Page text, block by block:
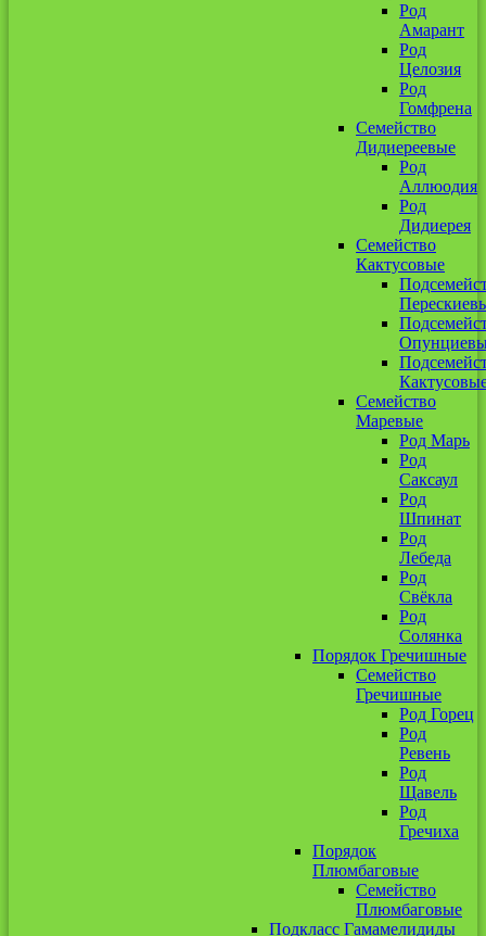
Род
Амарант
Род
Целозия
Род
Гомфрена
Семейство
Дидиереевые
Род
Аллюодия
Род
Дидиерея
Семейство
Кактусовые
Семейство
Маревые
Род Марь
Род
Саксаул
Род
Шпинат
Род
Лебеда
Род
Свёкла
Род
Солянка
Порядок Гречишные
Семейство
Гречишные
Род Горец
Род
Ревень
Род
Щавель
Род
Гречиха
Порядок
Плюмбаговые
Семейство
Плюмбаговые
Подкласс Гамамелидиды